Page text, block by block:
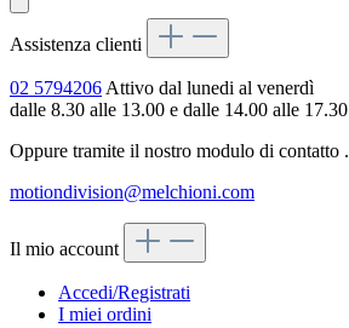
Assistenza clienti
02 5794206Attivo dal lunedi al venerdì
dalle 8.30 alle 13.00 e dalle 14.00 alle 17.30
Oppure tramite il nostro modulo di contatto .
motiondivision@melchioni.com
Il mio account
Accedi/Registrati
I miei ordini